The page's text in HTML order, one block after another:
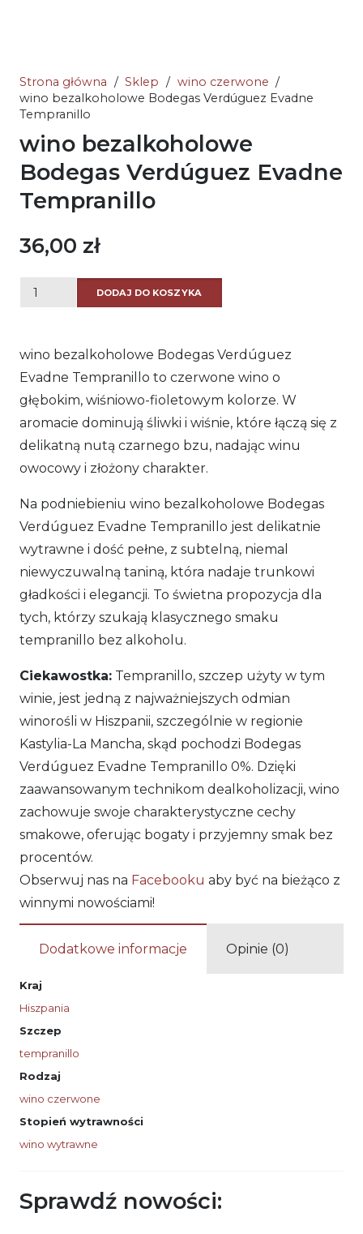
Strona główna / Sklep / wino czerwone /
wino bezalkoholowe Bodegas Verdúguez Evadne
Tempranillo
wino bezalkoholowe
Bodegas Verdúguez Evadne
Tempranillo
36,00 zł
ilość
Bodegas
Verdúguez
Evadne
Tempranillo
DODAJ DO KOSZYKA
wino bezalkoholowe Bodegas Verdúguez
Evadne Tempranillo to czerwone wino o
głębokim, wiśniowo-fioletowym kolorze. W
aromacie dominują śliwki i wiśnie, które łączą się z
delikatną nutą czarnego bzu, nadając winu
owocowy i złożony charakter.
Na podniebieniu wino bezalkoholowe Bodegas
Verdúguez Evadne Tempranillo jest delikatnie
wytrawne i dość pełne, z subtelną, niemal
niewyczuwalną taniną, która nadaje trunkowi
gładkości i elegancji. To świetna propozycja dla
tych, którzy szukają klasycznego smaku
tempranillo bez alkoholu.
Ciekawostka: Tempranillo, szczep użyty w tym
winie, jest jedną z najważniejszych odmian
winorośli w Hiszpanii, szczególnie w regionie
Kastylia-La Mancha, skąd pochodzi Bodegas
Verdúguez Evadne Tempranillo 0%. Dzięki
zaawansowanym technikom dealkoholizacji, wino
zachowuje swoje charakterystyczne cechy
smakowe, oferując bogaty i przyjemny smak bez
procentów.
Obserwuj nas na Facebooku aby być na bieżąco z
winnymi nowościami!
Dodatkowe informacje Opinie (0)
Kraj
Hiszpania
Szczep
tempranillo
Rodzaj
wino czerwone
Stopień wytrawności
wino wytrawne
Sprawdź nowości: